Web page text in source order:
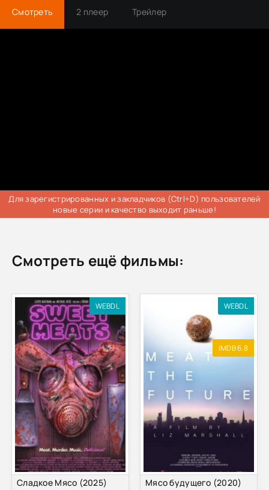
Смотреть 2 плеер Трейлер
Для зарегистрированных и закладчиков (Ctrl+D) пользователей
новые серии и качество выходит раньше!
Смотреть ещё фильмы:
WEBDL
Сладкое Мясо (2025)
WEBDL
IMDB 6.8
Мясо будущего (2020)